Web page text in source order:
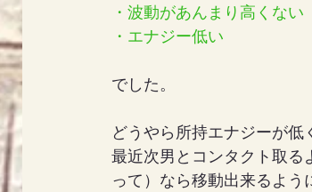
・波動があんまり高くない
・エナジー低い
でした。
どうやら所持エナジーが低
最近次男とコンタクト取る
って）なら移動出来るよう